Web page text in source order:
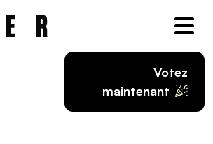
Votez
maintenant